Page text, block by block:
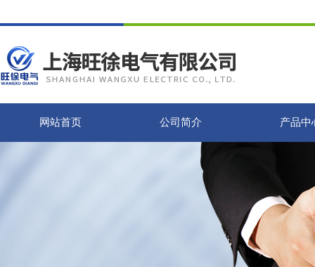
网站首页 公司简介 产品中